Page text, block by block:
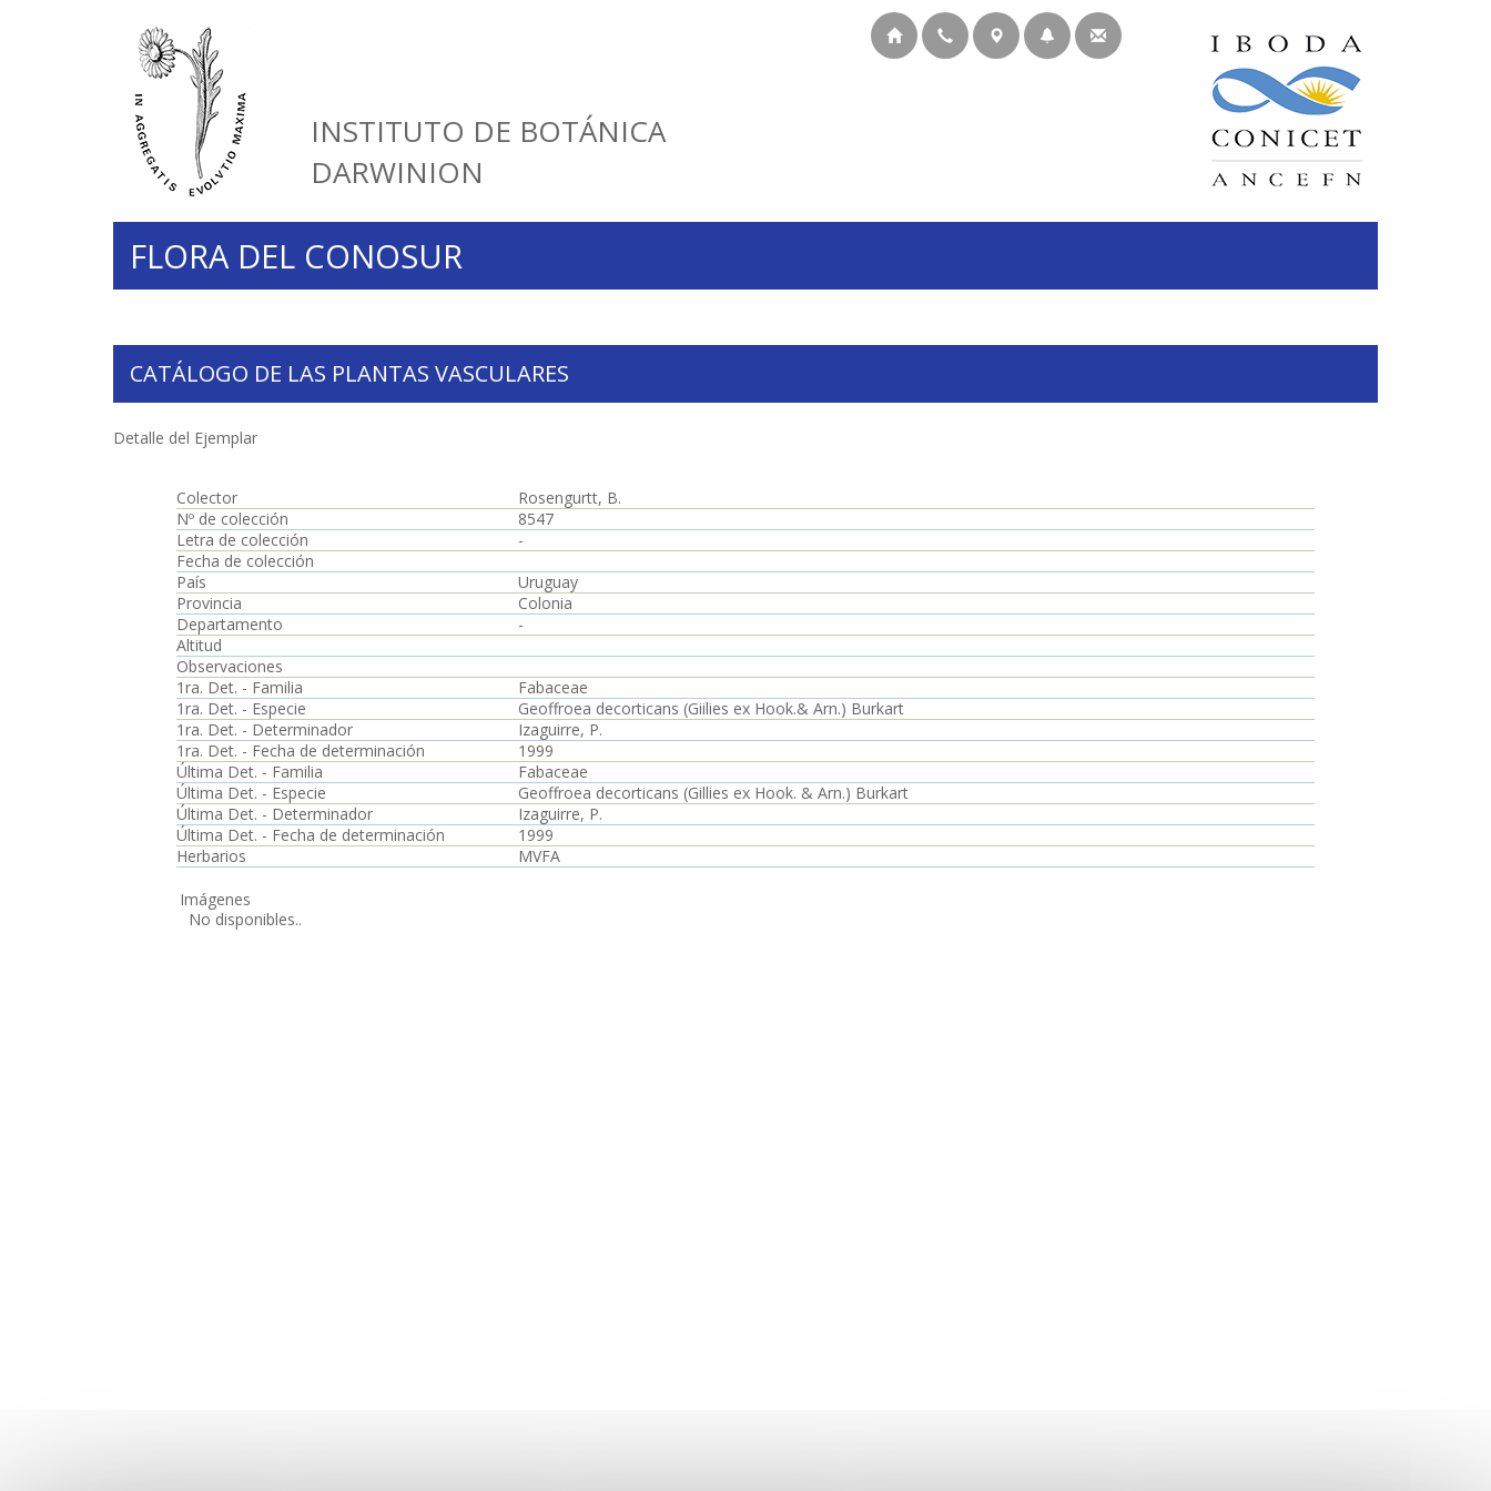
INSTITUTO DE BOTÁNICA
DARWINION
FLORA DEL CONOSUR
CATÁLOGO DE LAS PLANTAS VASCULARES
Detalle del Ejemplar
Colector
Rosengurtt, B.
Nº de colección
8547
Letra de colección
-
Fecha de colección
País
Uruguay
Provincia
Colonia
Departamento
-
Altitud
Observaciones
1ra. Det. - Familia
Fabaceae
1ra. Det. - Especie
Geoffroea decorticans (Giilies ex Hook.& Arn.) Burkart
1ra. Det. - Determinador
Izaguirre, P.
1ra. Det. - Fecha de determinación
1999
Última Det. - Familia
Fabaceae
Última Det. - Especie
Geoffroea decorticans (Gillies ex Hook. & Arn.) Burkart
Última Det. - Determinador
Izaguirre, P.
Última Det. - Fecha de determinación
1999
Herbarios
MVFA
Imágenes
No disponibles..